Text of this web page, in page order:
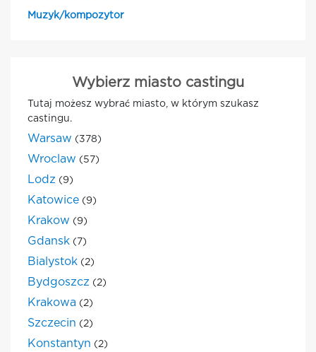
Muzyk/kompozytor
Wybierz miasto castingu
Tutaj możesz wybrać miasto, w którym szukasz
castingu.
Warsaw (378)
Wroclaw (57)
Lodz (9)
Katowice (9)
Krakow (9)
Gdansk (7)
Bialystok (2)
Bydgoszcz (2)
Krakowa (2)
Szczecin (2)
Konstantyn (2)